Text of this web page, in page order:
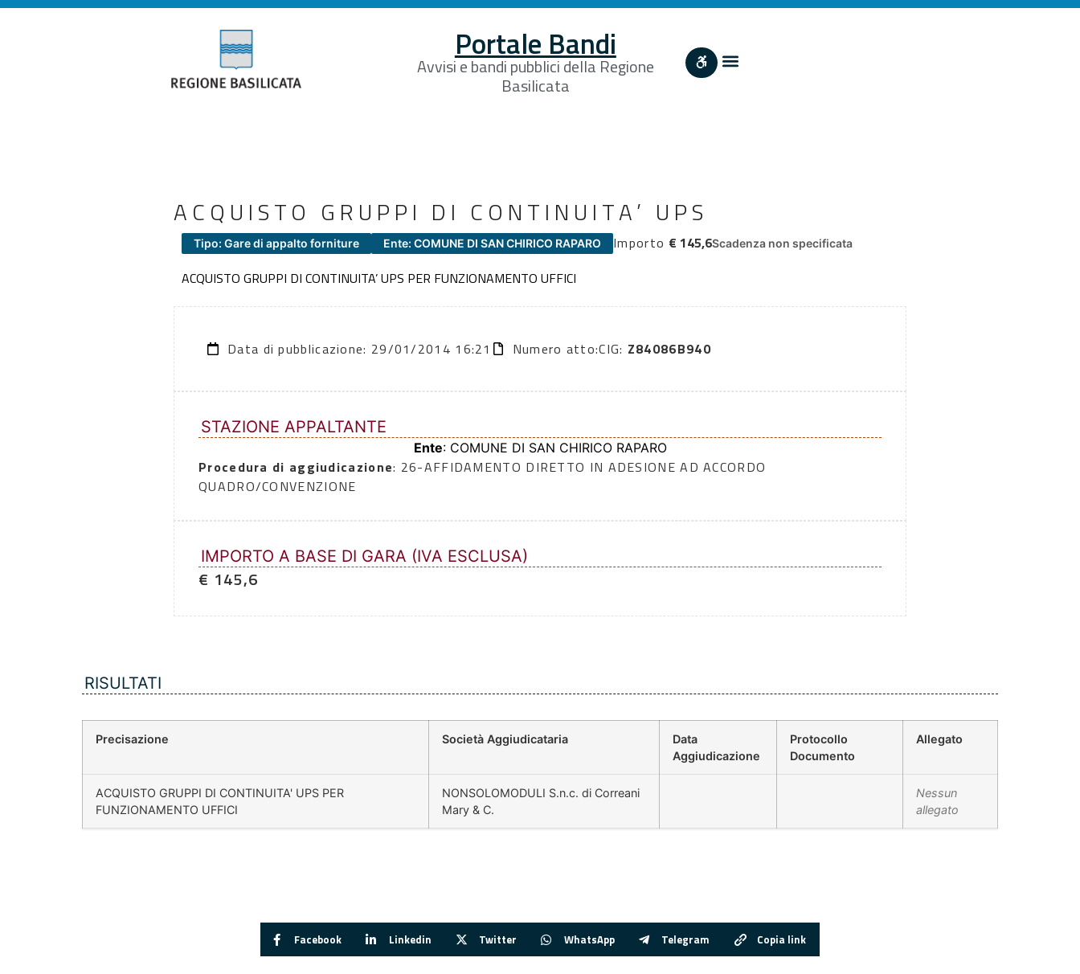
Portale Bandi
Avvisi e bandi pubblici della Regione
Basilicata
ACQUISTO GRUPPI DI CONTINUITA’ UPS
Tipo: Gare di appalto forniture Ente: COMUNE DI SAN CHIRICO RAPARO Importo € 145,6Scadenza non specificata
ACQUISTO GRUPPI DI CONTINUITA’ UPS PER FUNZIONAMENTO UFFICI
Data di pubblicazione: 29/01/2014 16:21 Numero atto:CIG: Z84086B940
STAZIONE APPALTANTE
Ente: COMUNE DI SAN CHIRICO RAPARO
Procedura di aggiudicazione: 26-AFFIDAMENTO DIRETTO IN ADESIONE AD ACCORDO
QUADRO/CONVENZIONE
IMPORTO A BASE DI GARA (IVA ESCLUSA)
€ 145,6
RISULTATI
Precisazione Società Aggiudicataria
Data
Aggiudicazione
Protocollo
Documento
Allegato
ACQUISTO GRUPPI DI CONTINUITA' UPS PER
FUNZIONAMENTO UFFICI
NONSOLOMODULI S.n.c. di Correani
Mary & C.
Nessun
allegato
Facebook Linkedin Twitter WhatsApp Telegram Copia link